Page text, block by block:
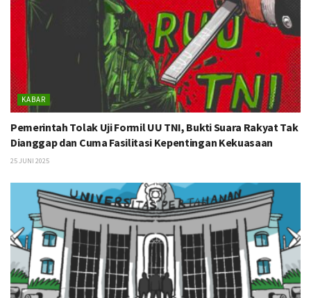
KABAR
Pemerintah Tolak Uji Formil UU TNI, Bukti Suara Rakyat Tak
Dianggap dan Cuma Fasilitasi Kepentingan Kekuasaan
25 JUNI 2025